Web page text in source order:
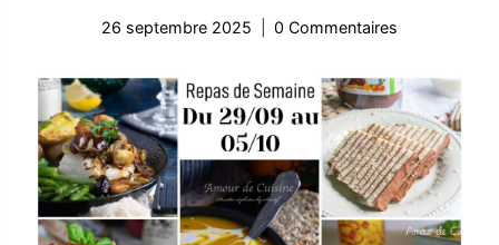
26 septembre 2025 0 Commentaires